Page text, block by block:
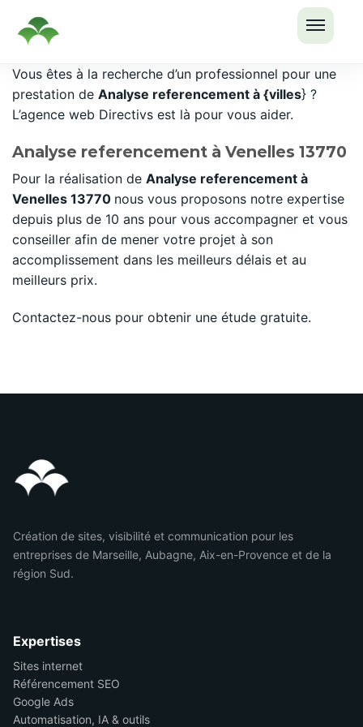
LE
Passer
au
contenu
Vous êtes à la recherche d’un professionnel pour une
prestation de Analyse referencement à {villes} ?
L’agence web Directivs est là pour vous aider.
Analyse referencement à Venelles 13770
Pour la réalisation de Analyse referencement à
Venelles 13770 nous vous proposons notre expertise
depuis plus de 10 ans pour vous accompagner et vous
conseiller afin de mener votre projet à son
accomplissement dans les meilleurs délais et au
meilleurs prix.
Contactez-nous pour obtenir une étude gratuite.
Création de sites, visibilité et communication pour les
entreprises de Marseille, Aubagne, Aix-en-Provence et de la
région Sud.
Expertises
Sites internet
Référencement SEO
Google Ads
Automatisation, IA & outils